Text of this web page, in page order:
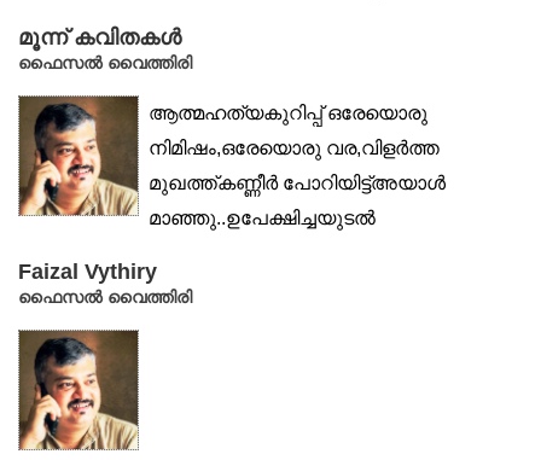
ചിരികളില്ല,ടാങ്കുകളുടെ...
മൂന്ന് കവിതകൾ
ഫൈസൽ വൈത്തിരി
ആത്മഹത്യകുറിപ്പ് ഒരേയൊരു
നിമിഷം,ഒരേയൊരു വര,വിളര്‍ത്ത
മുഖത്ത്കണ്ണീർ പോറിയിട്ട്അയാൾ
മാഞ്ഞു..ഉപേക്ഷിച്ചയുടൽ
തൂങ്ങിമരിച്ചെന്ന്
Faizal Vythiry
ഫൈസൽ വൈത്തിരി